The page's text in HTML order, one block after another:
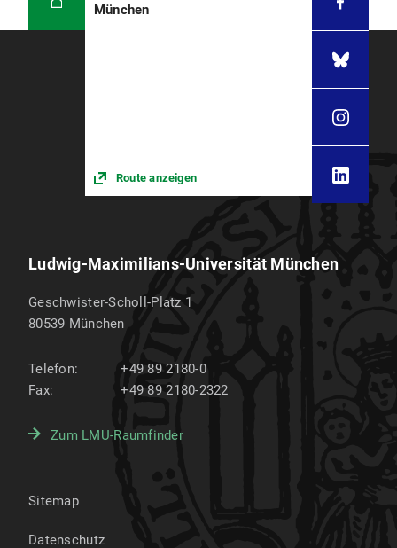
München
Route anzeigen
Ludwig-Maximilians-Universität München
Geschwister-Scholl-Platz 1
80539 München
Telefon:
+49 89 2180-0
Fax:
+49 89 2180-2322
Zum LMU-Raumfinder
Sitemap
Datenschutz